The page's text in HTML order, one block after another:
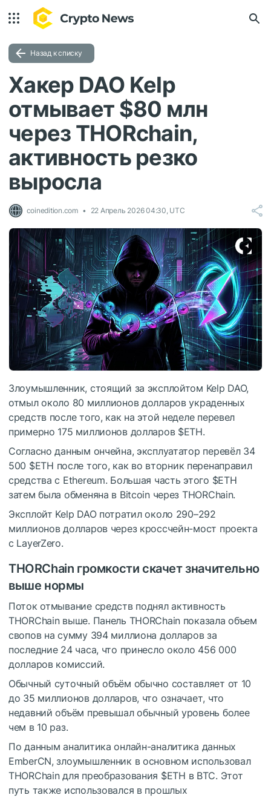
Назад к списку
Хакер DAO Kelp
отмывает $80 млн
через THORchain,
активность резко
выросла
coinedition.com 22 Апрель 2026 04:30, UTC
Злоумышленник, стоящий за эксплойтом Kelp DAO,
отмыл около 80 миллионов долларов украденных
средств после того, как на этой неделе перевел
примерно 175 миллионов долларов $ETH.
Согласно данным ончейна, эксплуататор перевёл 34
500 $ETH после того, как во вторник перенаправил
средства с Ethereum. Большая часть этого $ETH
затем была обменяна в Bitcoin через THORChain.
Эксплойт Kelp DAO потратил около 290–292
миллионов долларов через кроссчейн-мост проекта
с LayerZero.
THORChain громкости скачет значительно
выше нормы
Поток отмывание средств поднял активность
THORChain выше. Панель THORChain показала объем
свопов на сумму 394 миллиона долларов за
последние 24 часа, что принесло около 456 000
долларов комиссий.
Обычный суточный объём обычно составляет от 10
до 35 миллионов долларов, что означает, что
недавний объём превышал обычный уровень более
чем в 10 раз.
По данным аналитика онлайн-аналитика данных
EmberCN, злоумышленник в основном использовал
THORChain для преобразования $ETH в BTC. Этот
путь также использовался в прошлых